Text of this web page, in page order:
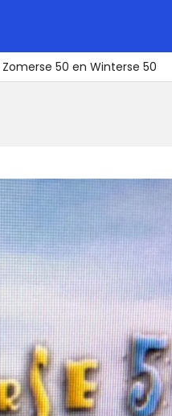
50 en Winterse 50